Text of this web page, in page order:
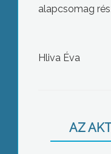
alapcsomag
Hliva Éva
AZ